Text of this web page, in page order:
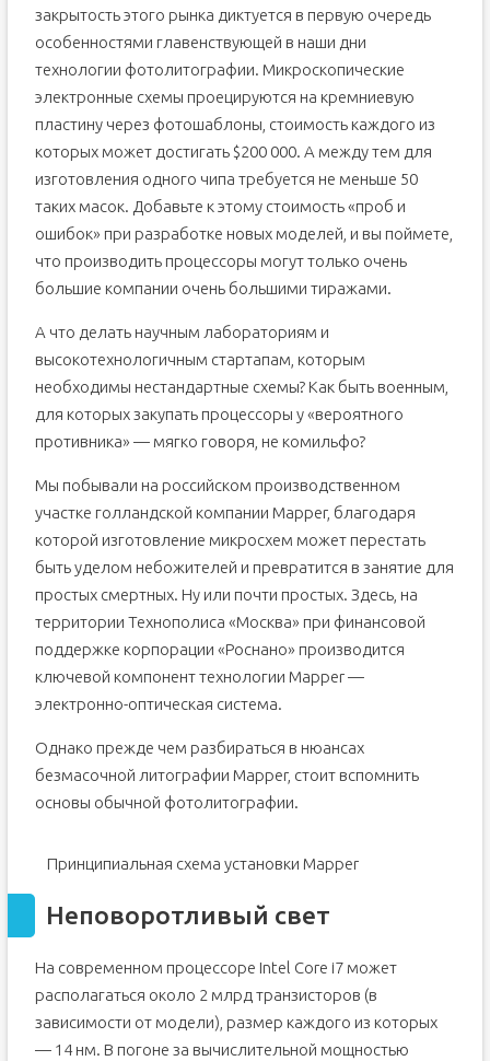
закрытость этого рынка диктуется в первую очередь
особенностями главенствующей в наши дни
технологии фотолитографии. Микроскопические
электронные схемы проецируются на кремниевую
пластину через фотошаблоны, стоимость каждого из
которых может достигать $200 000. А между тем для
изготовления одного чипа требуется не меньше 50
таких масок. Добавьте к этому стоимость «проб и
ошибок» при разработке новых моделей, и вы поймете,
что производить процессоры могут только очень
большие компании очень большими тиражами.
А что делать научным лабораториям и
высокотехнологичным стартапам, которым
необходимы нестандартные схемы? Как быть военным,
для которых закупать процессоры у «вероятного
противника» — мягко говоря, не комильфо?
Мы побывали на российском производственном
участке голландской компании Mapper, благодаря
которой изготовление микросхем может перестать
быть уделом небожителей и превратится в занятие для
простых смертных. Ну или почти простых. Здесь, на
территории Технополиса «Москва» при финансовой
поддержке корпорации «Роснано» производится
ключевой компонент технологии Mapper —
электронно-оптическая система.
Однако прежде чем разбираться в нюансах
безмасочной литографии Mapper, стоит вспомнить
основы обычной фотолитографии.
Принципиальная схема установки Mapper
Неповоротливый свет
На современном процессоре Intel Core i7 может
располагаться около 2 млрд транзисторов (в
зависимости от модели), размер каждого из которых
— 14 нм. В погоне за вычислительной мощностью